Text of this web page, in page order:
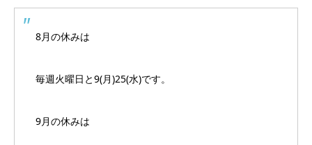
8月の休みは
毎週火曜日と9(月)25(水)です。
9月の休みは